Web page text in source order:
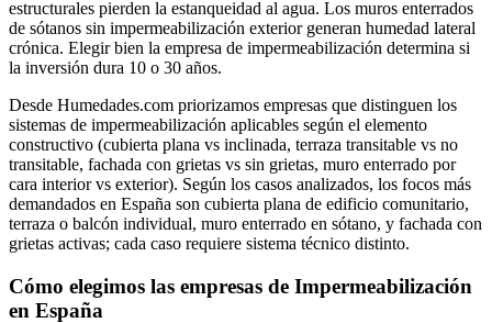
estructurales pierden la estanqueidad al agua. Los muros enterrados
de sótanos sin impermeabilización exterior generan humedad lateral
crónica. Elegir bien la empresa de impermeabilización determina si
la inversión dura 10 o 30 años.
Desde Humedades.com priorizamos empresas que distinguen los
sistemas de impermeabilización aplicables según el elemento
constructivo (cubierta plana vs inclinada, terraza transitable vs no
transitable, fachada con grietas vs sin grietas, muro enterrado por
cara interior vs exterior). Según los casos analizados, los focos más
demandados en España son cubierta plana de edificio comunitario,
terraza o balcón individual, muro enterrado en sótano, y fachada con
grietas activas; cada caso requiere sistema técnico distinto.
Cómo elegimos las empresas de Impermeabilización
en España